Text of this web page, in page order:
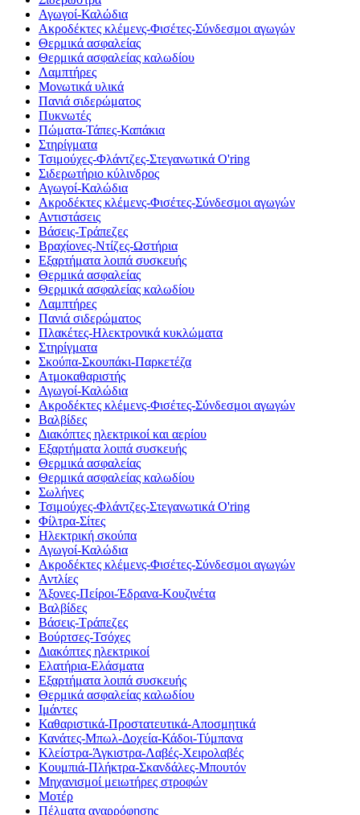
Αγωγοί-Καλώδια
Ακροδέκτες κλέμενς-Φισέτες-Σύνδεσμοι αγωγών
Θερμικά ασφαλείας
Θερμικά ασφαλείας καλωδίου
Λαμπτήρες
Μονωτικά υλικά
Πανιά σιδερώματος
Πυκνωτές
Πώματα-Τάπες-Καπάκια
Στηρίγματα
Τσιμούχες-Φλάντζες-Στεγανωτικά O'ring
Σιδερωτήριο κύλινδρος
Αγωγοί-Καλώδια
Ακροδέκτες κλέμενς-Φισέτες-Σύνδεσμοι αγωγών
Αντιστάσεις
Βάσεις-Τράπεζες
Βραχίονες-Ντίζες-Ωστήρια
Εξαρτήματα λοιπά συσκευής
Θερμικά ασφαλείας
Θερμικά ασφαλείας καλωδίου
Λαμπτήρες
Πανιά σιδερώματος
Πλακέτες-Ηλεκτρονικά κυκλώματα
Στηρίγματα
Σκούπα-Σκουπάκι-Παρκετέζα
Ατμοκαθαριστής
Αγωγοί-Καλώδια
Ακροδέκτες κλέμενς-Φισέτες-Σύνδεσμοι αγωγών
Βαλβίδες
Διακόπτες ηλεκτρικοί και αερίου
Εξαρτήματα λοιπά συσκευής
Θερμικά ασφαλείας
Θερμικά ασφαλείας καλωδίου
Σωλήνες
Τσιμούχες-Φλάντζες-Στεγανωτικά O'ring
Φίλτρα-Σίτες
Ηλεκτρική σκούπα
Αγωγοί-Καλώδια
Ακροδέκτες κλέμενς-Φισέτες-Σύνδεσμοι αγωγών
Αντλίες
Άξονες-Πείροι-Έδρανα-Κουζινέτα
Βαλβίδες
Βάσεις-Τράπεζες
Βούρτσες-Τσόχες
Διακόπτες ηλεκτρικοί
Ελατήρια-Ελάσματα
Εξαρτήματα λοιπά συσκευής
Θερμικά ασφαλείας καλωδίου
Ιμάντες
Καθαριστικά-Προστατευτικά-Αποσμητικά
Κανάτες-Μπωλ-Δοχεία-Κάδοι-Τύμπανα
Κλείστρα-Άγκιστρα-Λαβές-Χειρολαβές
Κουμπιά-Πλήκτρα-Σκανδάλες-Μπουτόν
Μηχανισμοί μειωτήρες στροφών
Μοτέρ
Πέλματα αναρρόφησης